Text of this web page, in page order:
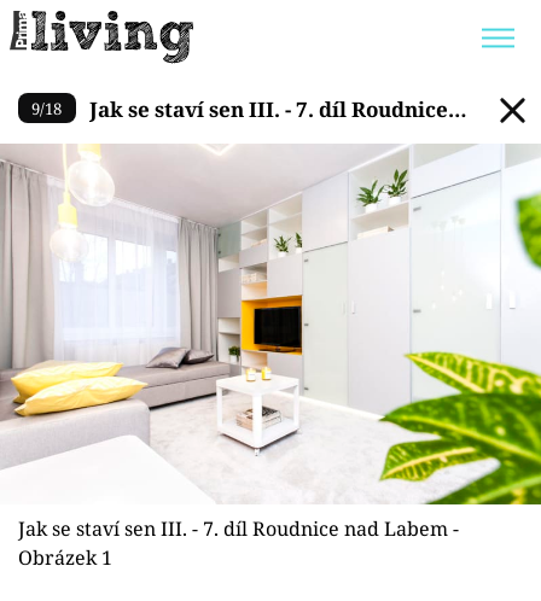
Trendy: JAK UŠETŘIT
POKOJOVÉ KVĚTINY
BYDLENÍ SLAVNÝCH
ZAHRADA
Bydlení
Zahrada
Sledujte prima+
Jak se staví sen III. - 7. díl
9/18
Jak se staví sen III. - 7. díl Roudnice
nad Labem
Jak se staví sen III. - 7. díl Roudnice nad Labem -
Obrázek 1